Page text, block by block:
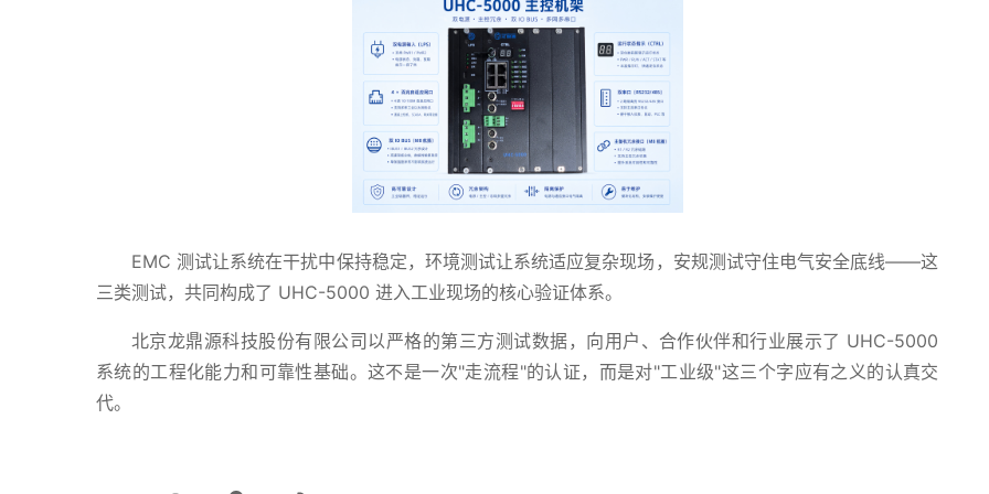
EMC 测试让系统在干扰中保持稳定，环境测试让系统适应复杂现场，安规测试守住电气安全底线——这
三类测试，共同构成了 UHC-5000 进入工业现场的核心验证体系。
北京龙鼎源科技股份有限公司以严格的第三方测试数据，向用户、合作伙伴和行业展示了 UHC-5000
系统的工程化能力和可靠性基础。这不是一次"走流程"的认证，而是对"工业级"这三个字应有之义的认真交
代。